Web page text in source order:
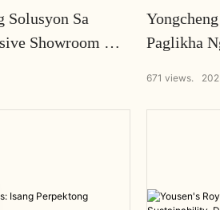
Solusyon Sa
Showroom Ng
Paglikha
671 views.